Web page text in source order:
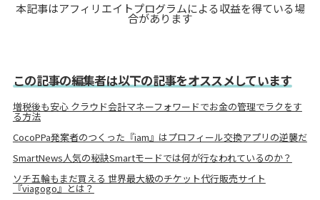
本記事はアフィリエイトプログラムによる収益を得ている場
合があります
この記事の編集者は以下の記事をオススメしています
増税後も安心 クラウド会計マネーフォワードでお金の管理でラクをす
る方法
CocoPPa発案者のつくった『iam』はプロフィール交換アプリの逆襲だ
SmartNews人気の秘訣Smartモードでは何が行なわれているのか？
ソチ五輪もまだ買える 世界最大級のチケット代行販売サイト
『viagogo』とは？